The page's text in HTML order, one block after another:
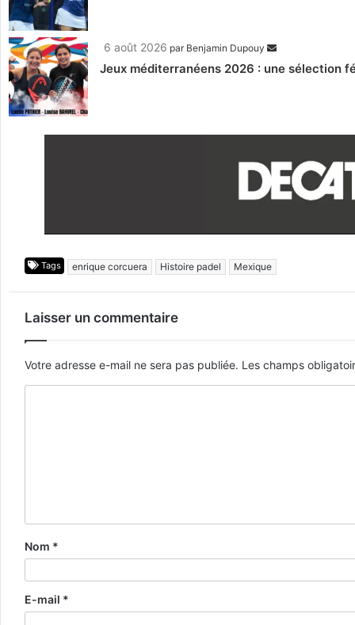
6 août 2026 par Benjamin Dupouy
Jeux méditerranéens 2026 : une sélection
Tags enrique corcuera Histoire padel Mexique
Laisser un commentaire
Votre adresse e-mail ne sera pas publiée. Les champs
Nom *
E-mail *